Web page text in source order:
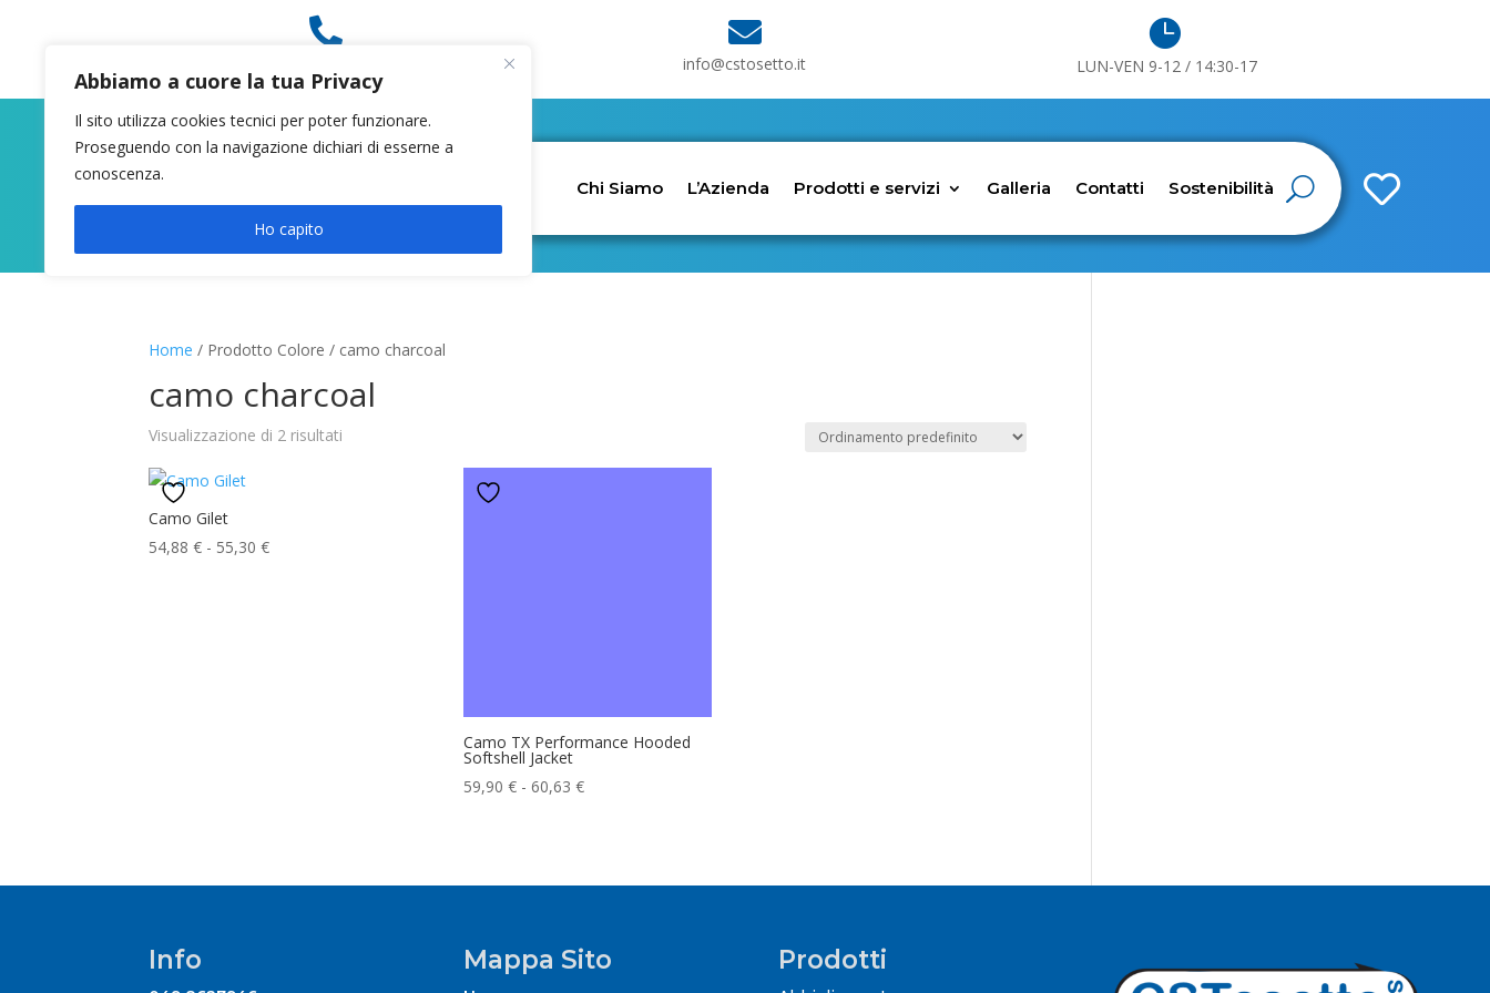
Abbiamo a cuore la tua Privacy
Il sito utilizza cookies tecnici per poter funzionare.
Proseguendo con la navigazione dichiari di esserne a
conoscenza.
Ho capito
 
info@cstosetto.it

LUN-VEN 9-12 / 14:30-17

Chi Siamo L’Azienda Prodotti e servizi Galleria Contatti Sostenibilità
Home / Prodotto Colore / camo charcoal
camo charcoal
Visualizzazione di 2 risultati
Camo Gilet
54,88€ - 55,30€Fascia
Camo TX Performance Hooded
Softshell Jacket
59,90 € - 60,63 €Fascia
59,90 €
Info Mappa Sito Prodotti